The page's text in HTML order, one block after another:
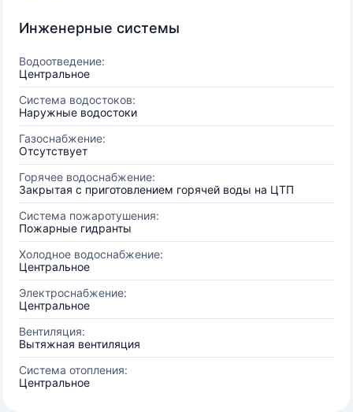
Инженерные системы
Водоотведение:
Центральное
Система водостоков:
Наружные водостоки
Газоснабжение:
Отсутствует
Горячее водоснабжение:
Закрытая с приготовлением горячей воды на ЦТП
Система пожаротушения:
Пожарные гидранты
Холодное водоснабжение:
Центральное
Электроснабжение:
Центральное
Вентиляция:
Вытяжная вентиляция
Система отопления:
Центральное